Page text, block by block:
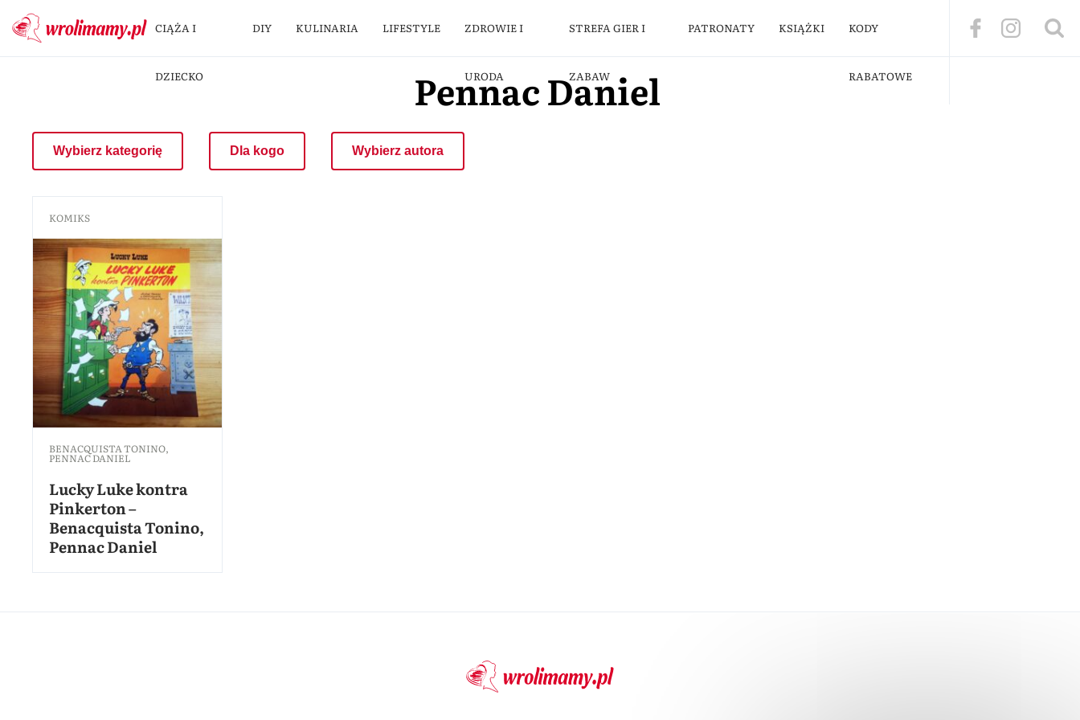
CIĄŻA I
DZIECKO
DIY KULINARIA LIFESTYLE ZDROWIE I
URODA
STREFA GIER I
ZABAW
PATRONATY KSIĄŻKI KODY
RABATOWE
Pennac Daniel
Wybierz kategorię Dla kogo Wybierz autora
KOMIKS
BENACQUISTA TONINO,
PENNAC DANIEL
Lucky Luke kontra
Pinkerton –
Benacquista Tonino,
Pennac Daniel